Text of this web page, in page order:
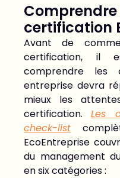
certification
Avant de
certification, il
comprendre les
entreprise devra
mieux les
certification.Les
check-list
EcoEntreprise
du management
en six catégories :